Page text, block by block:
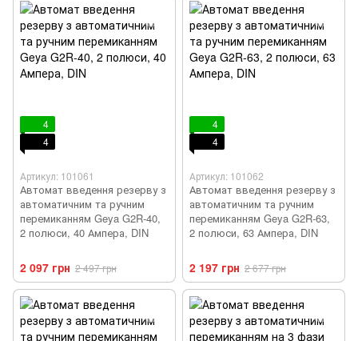
4
4
Артикул: 101061
Автомат введення резерву з
автоматичним та ручним
перемиканням Geya G2R-40,
2 полюси, 40 Ампера, DIN
2 097 грн 2 497 грн
4
4
Артикул: 101062
Автомат введення резерву з
автоматичним та ручним
перемиканням Geya G2R-63,
2 полюси, 63 Ампера, DIN
2 197 грн 2 677 грн